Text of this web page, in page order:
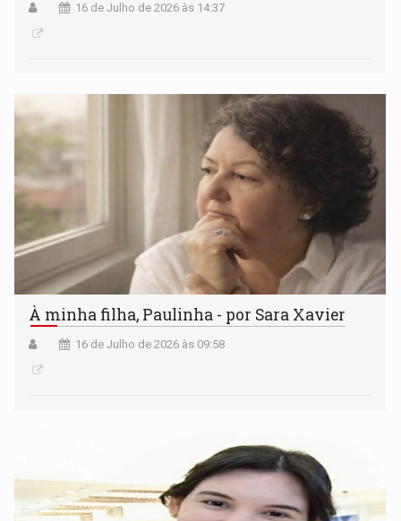
16 de Julho de 2026 às 14:37
À minha filha, Paulinha - por Sara Xavier
16 de Julho de 2026 às 09:58